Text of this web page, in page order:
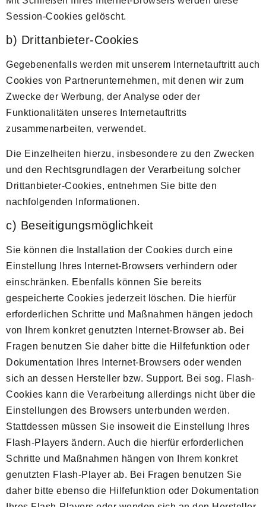
Session-Cookies gelöscht.
b) Drittanbieter-Cookies
Gegebenenfalls werden mit unserem Internetauftritt auch
Cookies von Partnerunternehmen, mit denen wir zum
Zwecke der Werbung, der Analyse oder der
Funktionalitäten unseres Internetauftritts
zusammenarbeiten, verwendet.
Die Einzelheiten hierzu, insbesondere zu den Zwecken
und den Rechtsgrundlagen der Verarbeitung solcher
Drittanbieter-Cookies, entnehmen Sie bitte den
nachfolgenden Informationen.
c) Beseitigungsmöglichkeit
Sie können die Installation der Cookies durch eine
Einstellung Ihres Internet-Browsers verhindern oder
einschränken. Ebenfalls können Sie bereits
gespeicherte Cookies jederzeit löschen. Die hierfür
erforderlichen Schritte und Maßnahmen hängen jedoch
von Ihrem konkret genutzten Internet-Browser ab. Bei
Fragen benutzen Sie daher bitte die Hilfefunktion oder
Dokumentation Ihres Internet-Browsers oder wenden
sich an dessen Hersteller bzw. Support. Bei sog. Flash-
Cookies kann die Verarbeitung allerdings nicht über die
Einstellungen des Browsers unterbunden werden.
Stattdessen müssen Sie insoweit die Einstellung Ihres
Flash-Players ändern. Auch die hierfür erforderlichen
Schritte und Maßnahmen hängen von Ihrem konkret
genutzten Flash-Player ab. Bei Fragen benutzen Sie
daher bitte ebenso die Hilfefunktion oder Dokumentation